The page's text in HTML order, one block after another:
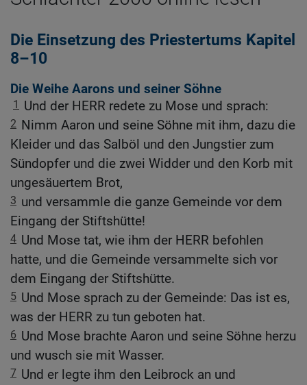
Die Einsetzung des Priestertums Kapitel
8–10
Die Weihe Aarons und seiner Söhne
1 Und der HERR redete zu Mose und sprach:
2 Nimm Aaron und seine Söhne mit ihm, dazu die
Kleider und das Salböl und den Jungstier zum
Sündopfer und die zwei Widder und den Korb mit
ungesäuertem Brot,
3 und versammle die ganze Gemeinde vor dem
Eingang der Stiftshütte!
4 Und Mose tat, wie ihm der HERR befohlen
hatte, und die Gemeinde versammelte sich vor
dem Eingang der Stiftshütte.
5 Und Mose sprach zu der Gemeinde: Das ist es,
was der HERR zu tun geboten hat.
6 Und Mose brachte Aaron und seine Söhne herzu
und wusch sie mit Wasser.
7 Und er legte ihm den Leibrock an und